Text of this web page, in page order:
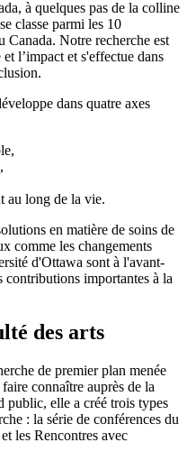
à quelques pas de la colline
classe parmi les 10
Canada. Notre recherche est
l’impact et s'effectue dans
dans quatre axes
au long de la vie.
en matière de soins de
comme les changements
d'Ottawa sont à l'avant-
contributions importantes à la
des arts
de premier plan menée
connaître auprès de la
public, elle a créé trois types
: la série de conférences du
les Rencontres avec